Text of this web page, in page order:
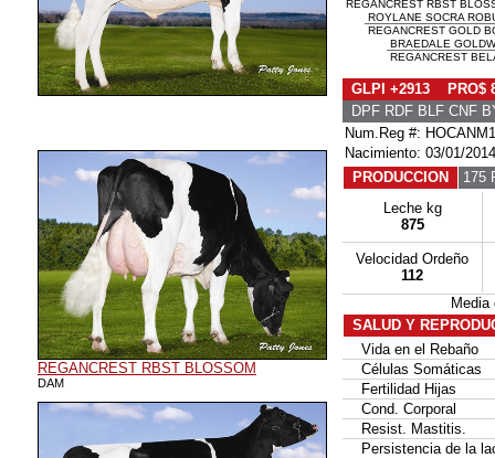
REGANCREST RBST BLOSSOM
DAM
REGANCREST RBST
ROYLANE SOCRA
REGANCREST GOLD
BRAEDALE
REGANCREST
GLPI +2913 PRO$
DPF RDF BLF CNF
Num.Reg #:
Nacimiento: 03/01/2014
PRODUCCION
175
Leche kg
875
Velocidad Ordeño
112
SALUD Y
Vida en el Rebaño
Células Somáticas
Fertilidad Hijas
Cond. Corporal
Resist. Mastitis.
Persistencia de la